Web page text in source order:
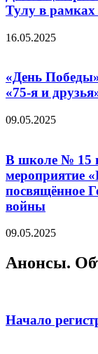
Тулу в рамках
16.05.2025
«День
«75-я и
09.05.2025
В школе № 15
мероприятие
посвящённое
войны
09.05.2025
Анонсы.
Начало